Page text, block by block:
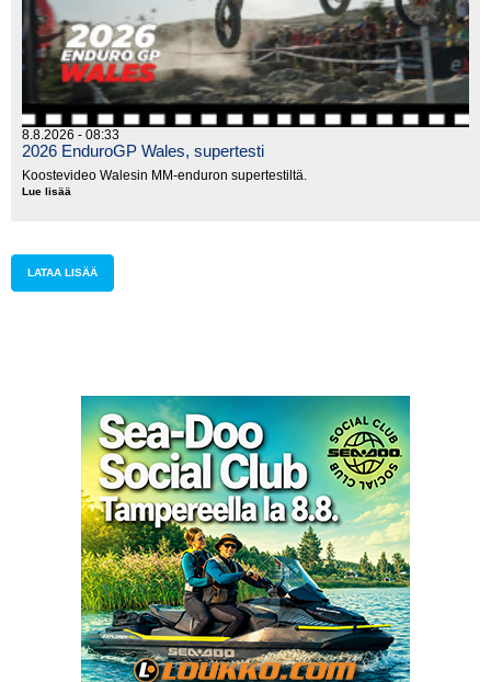
8.8.2026 - 08:33
2026 EnduroGP Wales, supertesti
Koostevideo Walesin MM-enduron supertestiltä.
Lue lisää
LATAA LISÄÄ